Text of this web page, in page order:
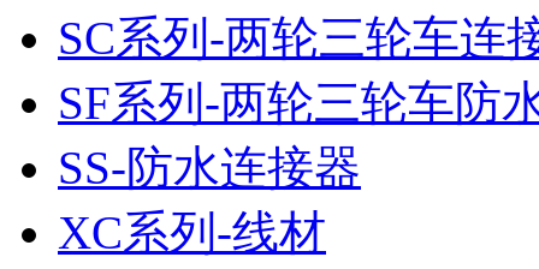
SC系列-两轮三轮车连
SF系列-两轮三轮车防
SS-防水连接器
XC系列-线材